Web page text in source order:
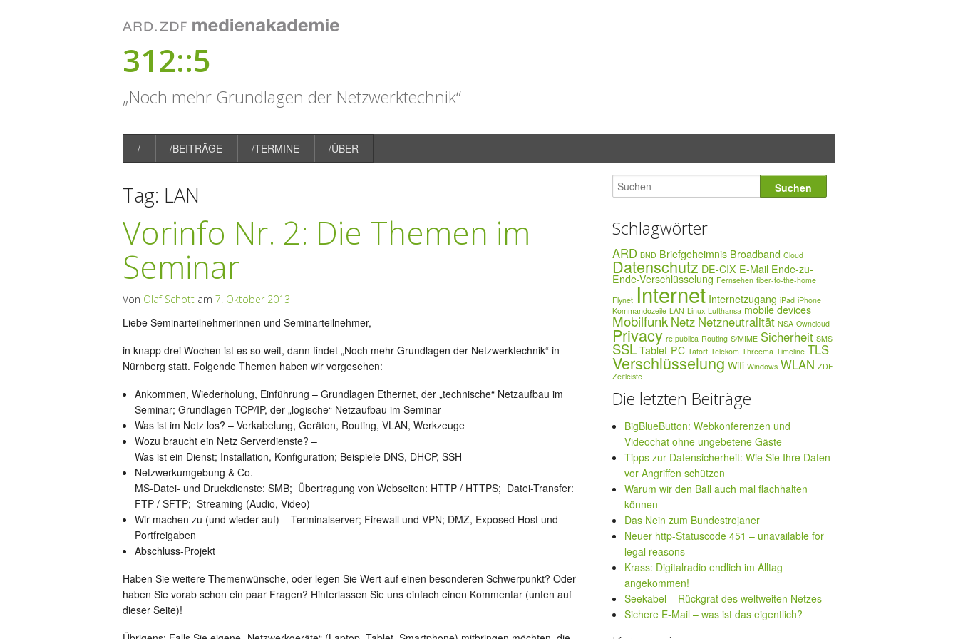
312::5
„Noch mehr Grundlagen der Netzwerktechnik“
/ /BEITRÄGE /TERMINE /ÜBER
Tag: LAN
Vorinfo Nr. 2: Die Themen im
Seminar
Von Olaf Schott am 7. Oktober 2013
Liebe Seminarteilnehmerinnen und Seminarteilnehmer,
in knapp drei Wochen ist es so weit, dann findet „Noch mehr Grundlagen der Netzwerktechnik“ in
Nürnberg statt. Folgende Themen haben wir vorgesehen:
Ankommen, Wiederholung, Einführung – Grundlagen Ethernet, der „technische“ Netzaufbau im
Seminar; Grundlagen TCP/IP, der „logische“ Netzaufbau im Seminar
Was ist im Netz los? – Verkabelung, Geräten, Routing, VLAN, Werkzeuge
Wozu braucht ein Netz Serverdienste? –
Was ist ein Dienst; Installation, Konfiguration; Beispiele DNS, DHCP, SSH
Netzwerkumgebung & Co. –
MS-Datei- und Druckdienste: SMB; Übertragung von Webseiten: HTTP / HTTPS; Datei-Transfer:
FTP / SFTP; Streaming (Audio, Video)
Wir machen zu (und wieder auf) – Terminalserver; Firewall und VPN; DMZ, Exposed Host und
Portfreigaben
Abschluss-Projekt
Haben Sie weitere Themenwünsche, oder legen Sie Wert auf einen besonderen Schwerpunkt? Oder
haben Sie vorab schon ein paar Fragen? Hinterlassen Sie uns einfach einen Kommentar (unten auf
dieser Seite)!
Schlagwörter
ARD BND Briefgeheimnis Broadband Cloud
Datenschutz DE-CIX E-Mail Ende-zu-
Ende-Verschlüsselung Fernsehen fiber-to-the-home
Flynet Internet Internetzugang iPad iPhone
Kommandozeile LAN Linux Lufthansa mobile devices
Mobilfunk Netz Netzneutralität NSA Owncloud
Privacy re:publica Routing S/MIME Sicherheit SMS
SSL Tablet-PC Tatort Telekom Threema Timeline TLS
Verschlüsselung Wifi Windows WLAN ZDF
Zeitleiste
Die letzten Beiträge
BigBlueButton: Webkonferenzen und
Videochat ohne ungebetene Gäste
Tipps zur Datensicherheit: Wie Sie Ihre Daten
vor Angriffen schützen
Warum wir den Ball auch mal flachhalten
können
Das Nein zum Bundestrojaner
Neuer http-Statuscode 451 – unavailable for
legal reasons
Krass: Digitalradio endlich im Alltag
angekommen!
Seekabel – Rückgrat des weltweiten Netzes
Sichere E-Mail – was ist das eigentlich?